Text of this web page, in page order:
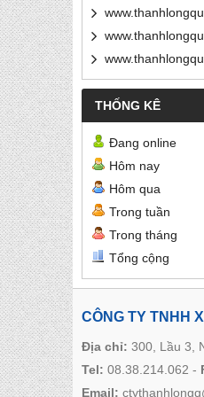
THỐNG KÊ
Đang online
Hôm nay
Hôm qua
Trong tuần
Trong tháng
Tổng cộng
CÔNG TY TNHH
Địa chỉ: 300, Lầu 3,
Tel: 08.38.214.062 -
Email: